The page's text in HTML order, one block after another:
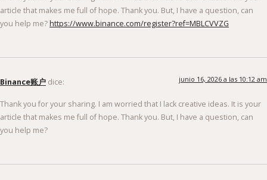
article that makes me full of hope. Thank you. But, I have a question, can
you help me?https://www.binance.com/register?ref=MBLCVVZG
Binance账户 dice: junio 16, 2026 a las 10:12 am
Thank you for your sharing. I am worried that I lack creative ideas. It is your
article that makes me full of hope. Thank you. But, I have a question, can
you help me?